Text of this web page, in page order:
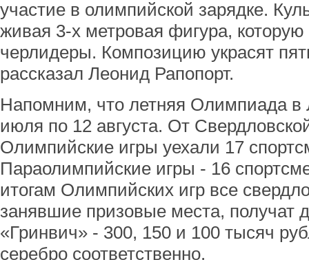
участие в олимпийской зарядке.
живая 3-х метровая фигура, которую
черлидеры. Композицию украсят
рассказал Леонид Рапопорт.
Напомним, что летняя Олимпиада в
июля по 12 августа. От
Олимпийские игры уехали 17
Параолимпийские игры - 16
итогам Олимпийских игр все
занявшие призовые места,
«Гринвич» - 300, 150 и 100 тысяч
серебро соответственно.